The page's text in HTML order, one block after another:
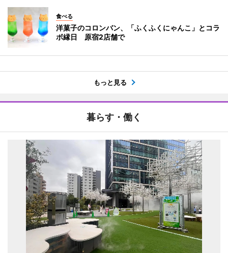
食べる
洋菓子のコロンバン、「ふくふくにゃんこ」とコラ
ボ縁日 原宿2店舗で
もっと見る
暮らす・働く